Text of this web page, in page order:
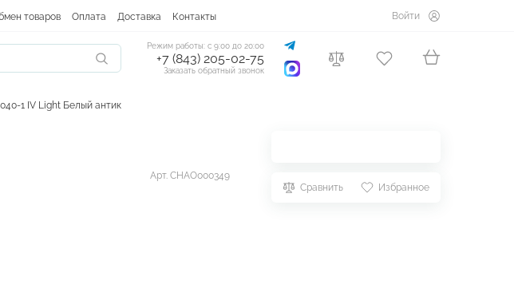
товаров Оплата Доставка Контакты Войти
Режим работы: с 9:00 до 20:00
+7 (843) 205-02-75
Заказать обратный звонок
1 IV Light Белый антик
Арт. CHAO000349
Сравнить
Избранное